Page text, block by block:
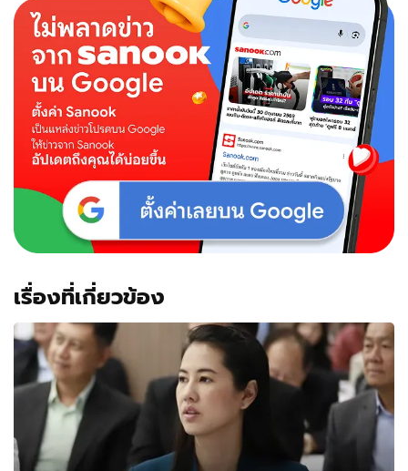
เรื่องที่เกี่ยวข้อง